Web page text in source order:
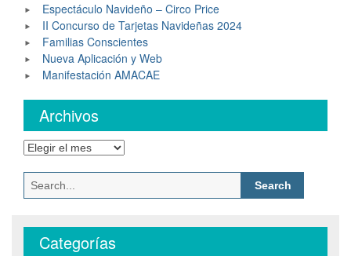
Espectáculo Navideño – Circo Price
II Concurso de Tarjetas Navideñas 2024
Familias Conscientes
Nueva Aplicación y Web
Manifestación AMACAE
Archivos
Categorías